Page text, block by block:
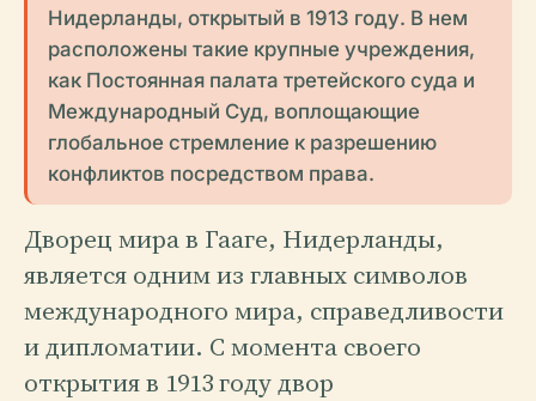
Нидерланды, открытый в 1913 году. В нем
расположены такие крупные учреждения,
как Постоянная палата третейского суда и
Международный Суд, воплощающие
глобальное стремление к разрешению
конфликтов посредством права.
Дворец мира в Гааге, Нидерланды,
является одним из главных символов
международного мира, справедливости
и дипломатии. С момента своего
открытия в 1913 году двор